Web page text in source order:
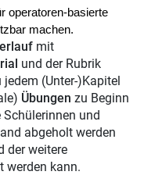
operatoren-basierte
machen.
mit
und der Rubrik
jedem (Unter-)Kapitel
Übungen zu Beginn
und
abgeholt werden
der weitere
werden kann.